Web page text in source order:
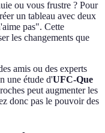
ou vous frustre ? Pour
un tableau avec deux
pas". Cette
les changements que
amis ou des experts
une étude d'UFC-Que
peut augmenter les
donc pas le pouvoir des